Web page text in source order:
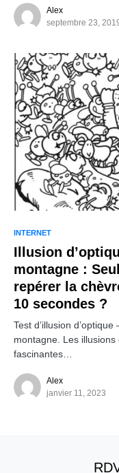
Alex
septembre 23,
INTERNET
Illusion
montagne :
repérer la
10 secondes ?
Test d’illusion
montagne. Les illusions
fascinantes…
Alex
janvier 11, 2023